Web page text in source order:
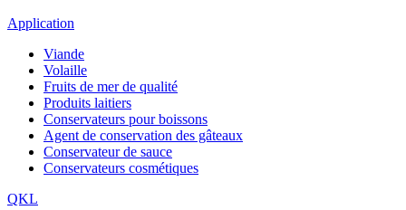
Application
Viande
Volaille
Fruits de mer de qualité
Produits laitiers
Conservateurs pour boissons
Agent de conservation des gâteaux
Conservateur de sauce
Conservateurs cosmétiques
QKL